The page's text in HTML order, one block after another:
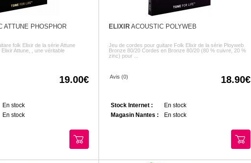
ATTUNE PHOSPHOR
folk Elixir de la série Attune
Attune, , une véritable
19.00
En stock
En stock
ELIXIRACOUSTIC POLYWEB
Jeu de cordes pour guitare Folk Elixir de la série Ployweb
Bronze 80/20 Cordes en Bronze 80/20 (80 % cuivre, 20 %
zinc) pour ...
Avis (0) 18.90
Stock Internet :
En stock
Magasin Nantes :
En stock